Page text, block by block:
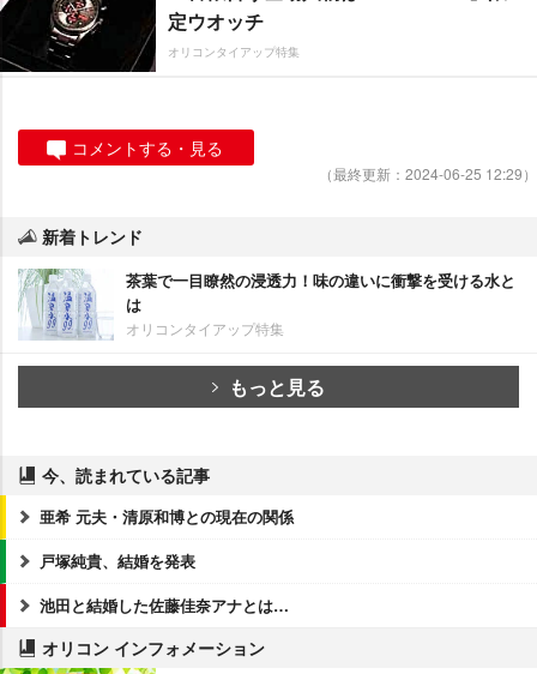
定ウオッチ
オリコンタイアップ特集
コメントする・見る
（最終更新：2024-06-25 12:29）
新着トレンド
茶葉で一目瞭然の浸透力！味の違いに衝撃を受ける水と
は
オリコンタイアップ特集
もっと見る
今、読まれている記事
亜希 元夫・清原和博との現在の関係
戸塚純貴、結婚を発表
池田と結婚した佐藤佳奈アナとは…
オリコン インフォメーション